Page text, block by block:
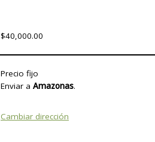
$40,000.00
Precio fijo
Enviar a Amazonas.
Cambiar dirección